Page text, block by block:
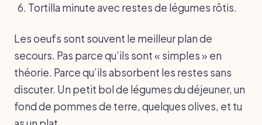
Tortilla minute avec restes de légumes rôtis.
Les oeufs sont souvent le meilleur plan de
secours. Pas parce qu’ils sont « simples » en
théorie. Parce qu’ils absorbent les restes sans
discuter. Un petit bol de légumes du déjeuner, un
fond de pommes de terre, quelques olives, et tu